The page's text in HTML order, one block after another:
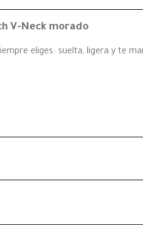
V-Neck morado
eliges: suelta, ligera y te